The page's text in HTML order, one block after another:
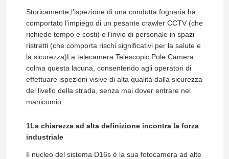
Storicamente,l'ispezione di una condotta fognaria ha
comportato l'impiego di un pesante crawler CCTV (che
richiede tempo e costi) o l'invio di personale in spazi
ristretti (che comporta rischi significativi per la salute e
la sicurezza)La telecamera Telescopic Pole Camera
colma questa lacuna, consentendo agli operatori di
effettuare ispezioni visive di alta qualità dalla sicurezza
del livello della strada, senza mai dover entrare nel
manicomio.
1La chiarezza ad alta definizione incontra la forza
industriale
Il nucleo del sistema D16s è la sua fotocamera ad alte